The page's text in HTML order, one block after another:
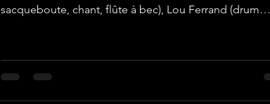
sacqueboute, chant, flûte à bec), Lou Ferrand (drum
les photographies par Guillaume Le Tallec